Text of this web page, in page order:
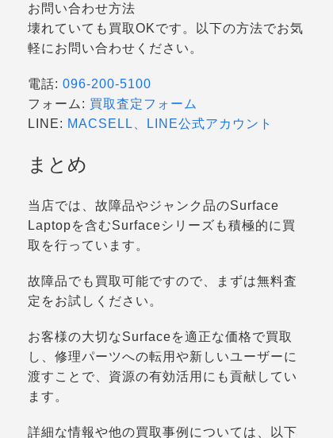
お問い合わせ方法
壊れていても買取OKです。以下の方法でお気
軽にお問い合わせください。
電話: 096-200-5100
フォーム: 買取査定フォーム
LINE: MACSELL、LINE公式アカウント
まとめ
当店では、故障品やジャンク品のSurface
Laptopを含むSurfaceシリーズも積極的に買
取を行っています。
故障品でも買取可能ですので、まずは無料査
定をお試しください。
お客様の大切なSurfaceを適正な価格で買取
し、修理パーツへの転用や新しいユーザーに
渡すことで、資源の有効活用にも貢献してい
ます。
詳細な情報や他の買取事例については、以下